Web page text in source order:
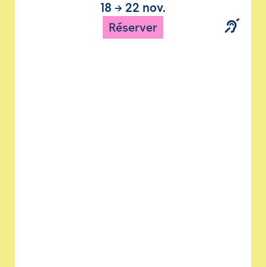
18 → 22 nov.
Réserver